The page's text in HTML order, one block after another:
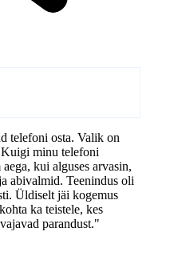
telefoni osta. Valik on
minu telefoni
kui alguses arvasin,
abivalmid. Teenindus oli
Üldiselt jäi kogemus
ka teistele, kes
parandust."